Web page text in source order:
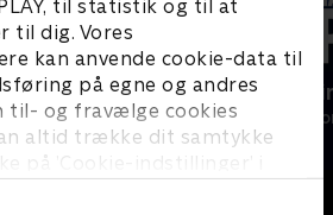
til statistik og til at
til dig. Vores
kan anvende cookie-data til
på egne og andres
til- og fravælge cookies
altid trække dit samtykke
på ’Cookie-indstillinger’ i
Happy
Drama • 1